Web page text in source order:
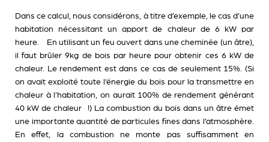
Dans ce calcul, nous considérons, à titre d’exemple, le cas d’une
habitation nécessitant un apport de chaleur de 6 kW par
heure. En utilisant un feu ouvert dans une cheminée (un âtre),
il faut brûler 9kg de bois par heure pour obtenir ces 6 kW de
chaleur. Le rendement est dans ce cas de seulement 15%. (Si
on avait exploité toute l’énergie du bois pour la transmettre en
chaleur à l’habitation, on aurait 100% de rendement générant
40 kW de chaleur !) La combustion du bois dans un âtre émet
une importante quantité de particules fines dans l’atmosphère.
En effet, la combustion ne monte pas suffisamment en